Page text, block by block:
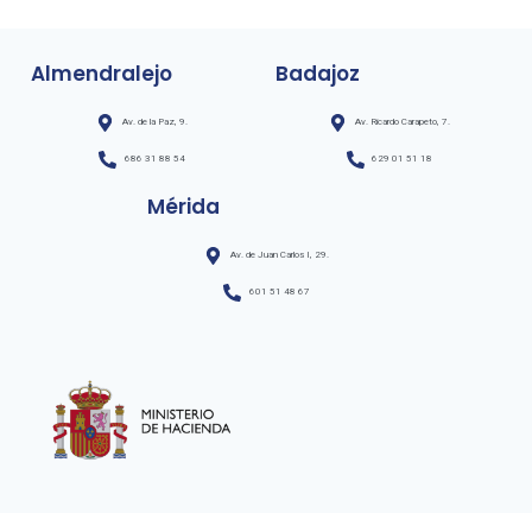
Almendralejo
Av. de la Paz, 9.
686 31 88 54
Badajoz
Av. Ricardo Carapeto, 7.
629 01 51 18
Mérida
Av. de Juan Carlos I, 29.
601 51 48 67